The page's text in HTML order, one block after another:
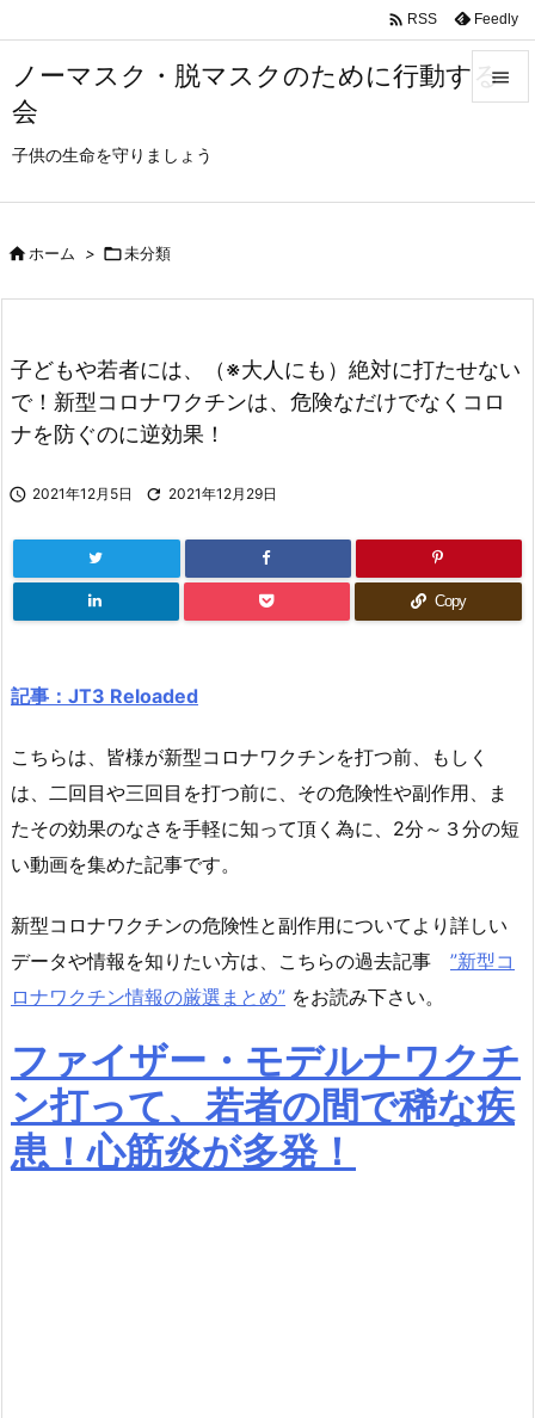
ノーマスク・脱マスクのために行動する
会
子供の生命を守りましょう


検索
 RSS Feedly
ホーム > 未分類
子どもや若者には、（※大人にも）絶対に打たせない
で！新型コロナワクチンは、危険なだけでなくコロ
ナを防ぐのに逆効果！
 2021年12月5日  2021年12月29日
Copy
記事：JT3 Reloaded
こちらは、皆様が新型コロナワクチンを打つ前、もしく
は、二回目や三回目を打つ前に、その危険性や副作用、ま
たその効果のなさを手軽に知って頂く為に、2分～３分の短
い動画を集めた記事です。
新型コロナワクチンの危険性と副作用についてより詳しい
データや情報を知りたい方は、こちらの過去記事 ”新型コ
ロナワクチン情報の厳選まとめ” をお読み下さい。
ファイザー・モデルナワクチ
ン打って、若者の間で稀な疾
患！心筋炎が多発！